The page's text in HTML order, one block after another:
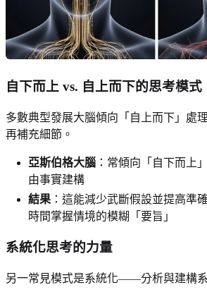
自下而上 vs. 自上而下的思考模式
多數典型發展大腦傾向「自上而下」處
再補充細節。
亞斯伯格大腦 ：常傾向「自下而
由事實建構
結果 ：這能減少武斷假設並提高準
時間掌握情境的模糊「要旨」
系統化思考的力量
另一常見模式是系統化——分析與建構系